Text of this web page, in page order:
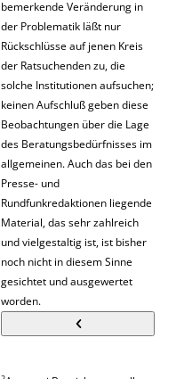
bemerkende Veränderung in
der Problematik läßt nur
Rückschlüsse auf jenen Kreis
der Ratsuchenden zu, die
solche Institutionen aufsuchen;
keinen Aufschluß geben diese
Beobachtungen über die Lage
des Beratungsbedürfnisses im
allgemeinen. Auch das bei den
Presse- und
Rundfunkredaktionen liegende
Material, das sehr zahlreich
und vielgestaltig ist, ist bisher
noch nicht in diesem Sinne
gesichtet und ausgewertet
worden.